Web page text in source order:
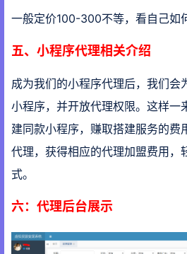
一般定价100-300不等，看自己如
五、小程序代理相关介绍
成为我们的小程序代理后，我们会
小程序，并开放代理权限。这样一
建同款小程序，赚取搭建服务的费
代理，获得相应的代理加盟费用，
式。
六：代理后台展示